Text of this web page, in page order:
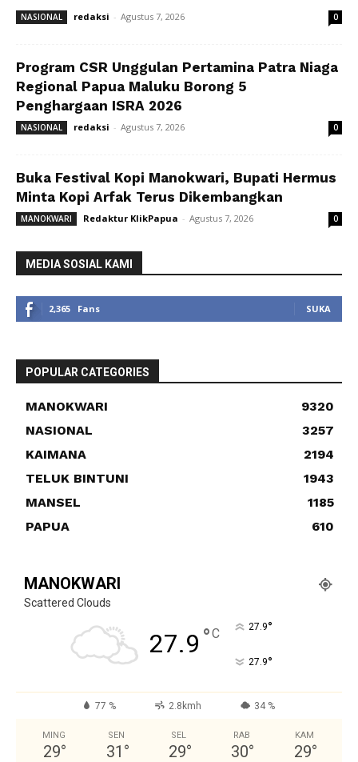
NASIONAL redaksi - Agustus 7, 2026 0
Program CSR Unggulan Pertamina Patra Niaga
Regional Papua Maluku Borong 5
Penghargaan ISRA 2026
NASIONAL redaksi - Agustus 7, 2026 0
Buka Festival Kopi Manokwari, Bupati Hermus
Minta Kopi Arfak Terus Dikembangkan
MANOKWARI Redaktur KlikPapua - Agustus 7, 2026 0
MEDIA SOSIAL KAMI
2,365 Fans SUKA
POPULAR CATEGORIES
MANOKWARI
9320
NASIONAL
3257
KAIMANA
2194
TELUK BINTUNI
1943
MANSEL
1185
PAPUA
610
MANOKWARI
Scattered Clouds
27.9 °C 27.9°
27.9°
77 % 2.8kmh 34 %
MING
29°
SEN
31 °
SEL
29°
RAB
30°
KAM
29°